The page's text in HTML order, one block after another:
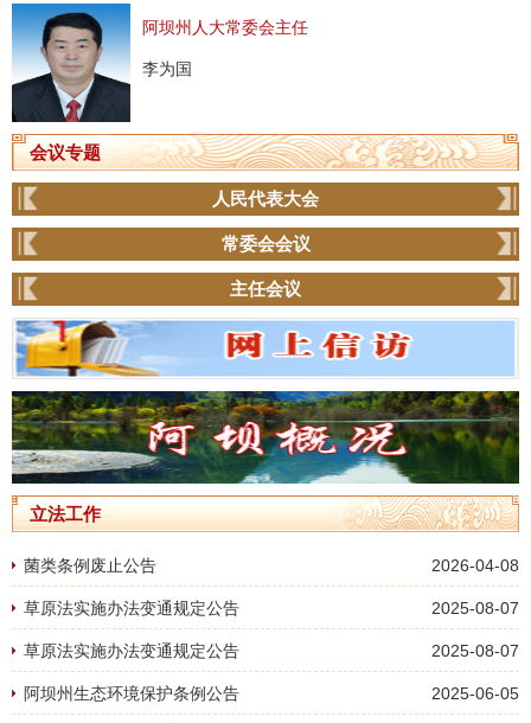
阿坝州人大常委会主任
李为国
会议专题
人民代表大会
常委会会议
主任会议
立法工作
菌类条例废止公告 2026-04-08
草原法实施办法变通规定公告 2025-08-07
草原法实施办法变通规定公告 2025-08-07
阿坝州生态环境保护条例公告 2025-06-05